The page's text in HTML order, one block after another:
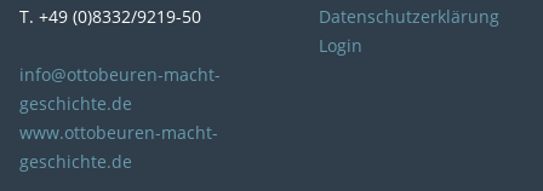
T. +49 (0)8332/9219-50
info@ottobeuren-macht-
geschichte.de
www.ottobeuren-macht-
geschichte.de
Datenschutzerklärung
Login